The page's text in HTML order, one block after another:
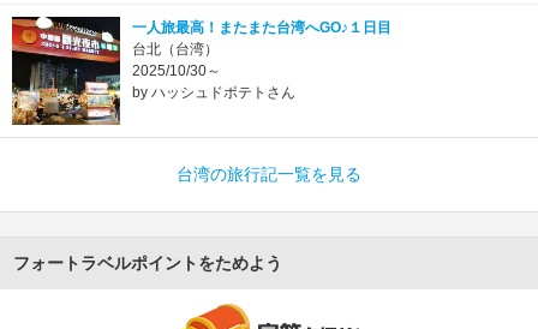
一人旅最高！またまた台湾へGO♪１日目
台北（台湾）
2025/10/30～
by ハッシュドポテトさん
台湾の旅行記一覧を見る
フォートラベルポイントをためよう